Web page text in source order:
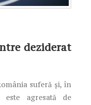
deziderat
suferă și, în
este agresată de